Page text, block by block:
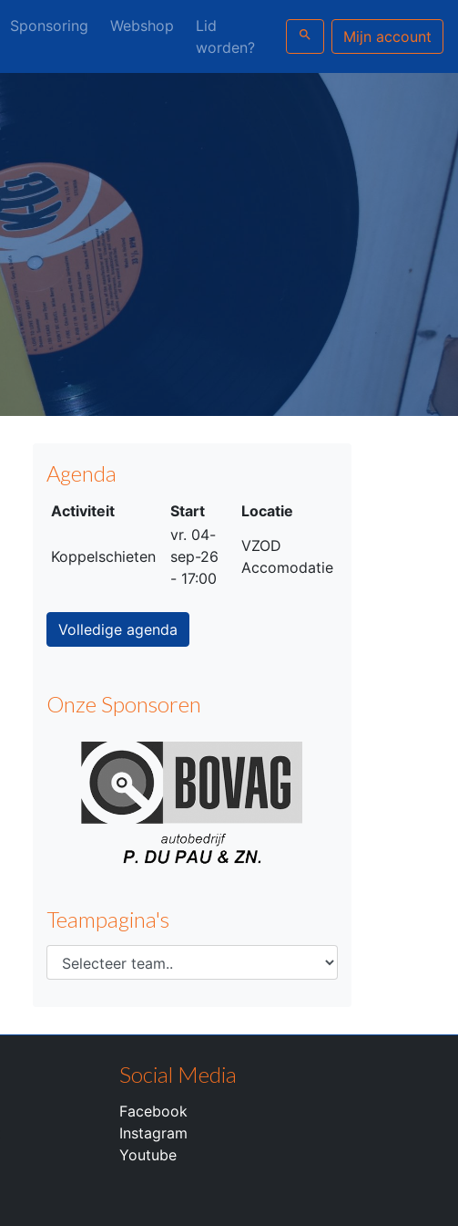
Sponsoring Webshop
Lid
worden?
search Mijn account
Agenda
Activiteit Start Locatie
Koppelschieten
vr. 04-
sep-26
- 17:00
VZOD
Accomodatie
Volledige agenda
Onze Sponsoren
Teampagina's
Social Media
Facebook
Instagram
Youtube